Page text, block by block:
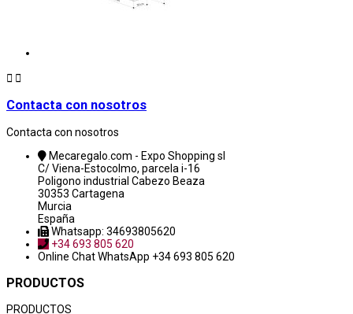
 
Contacta con nosotros
Contacta con nosotros
Mecaregalo.com - Expo Shopping sl
C/ Viena-Estocolmo, parcela i-16
Poligono industrial Cabezo Beaza
30353 Cartagena
Murcia
España
Whatsapp: 34693805620
+34 693 805 620
Online ChatWhatsApp +34 693 805 620
PRODUCTOS
PRODUCTOS